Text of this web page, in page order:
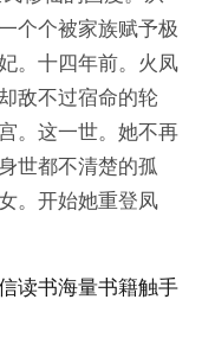
个个被家族赋予极
。十四年前。火凤
敌不过宿命的轮
。这一世。她不再
世都不清楚的孤
。开始她重登凤
读书海量书籍触手